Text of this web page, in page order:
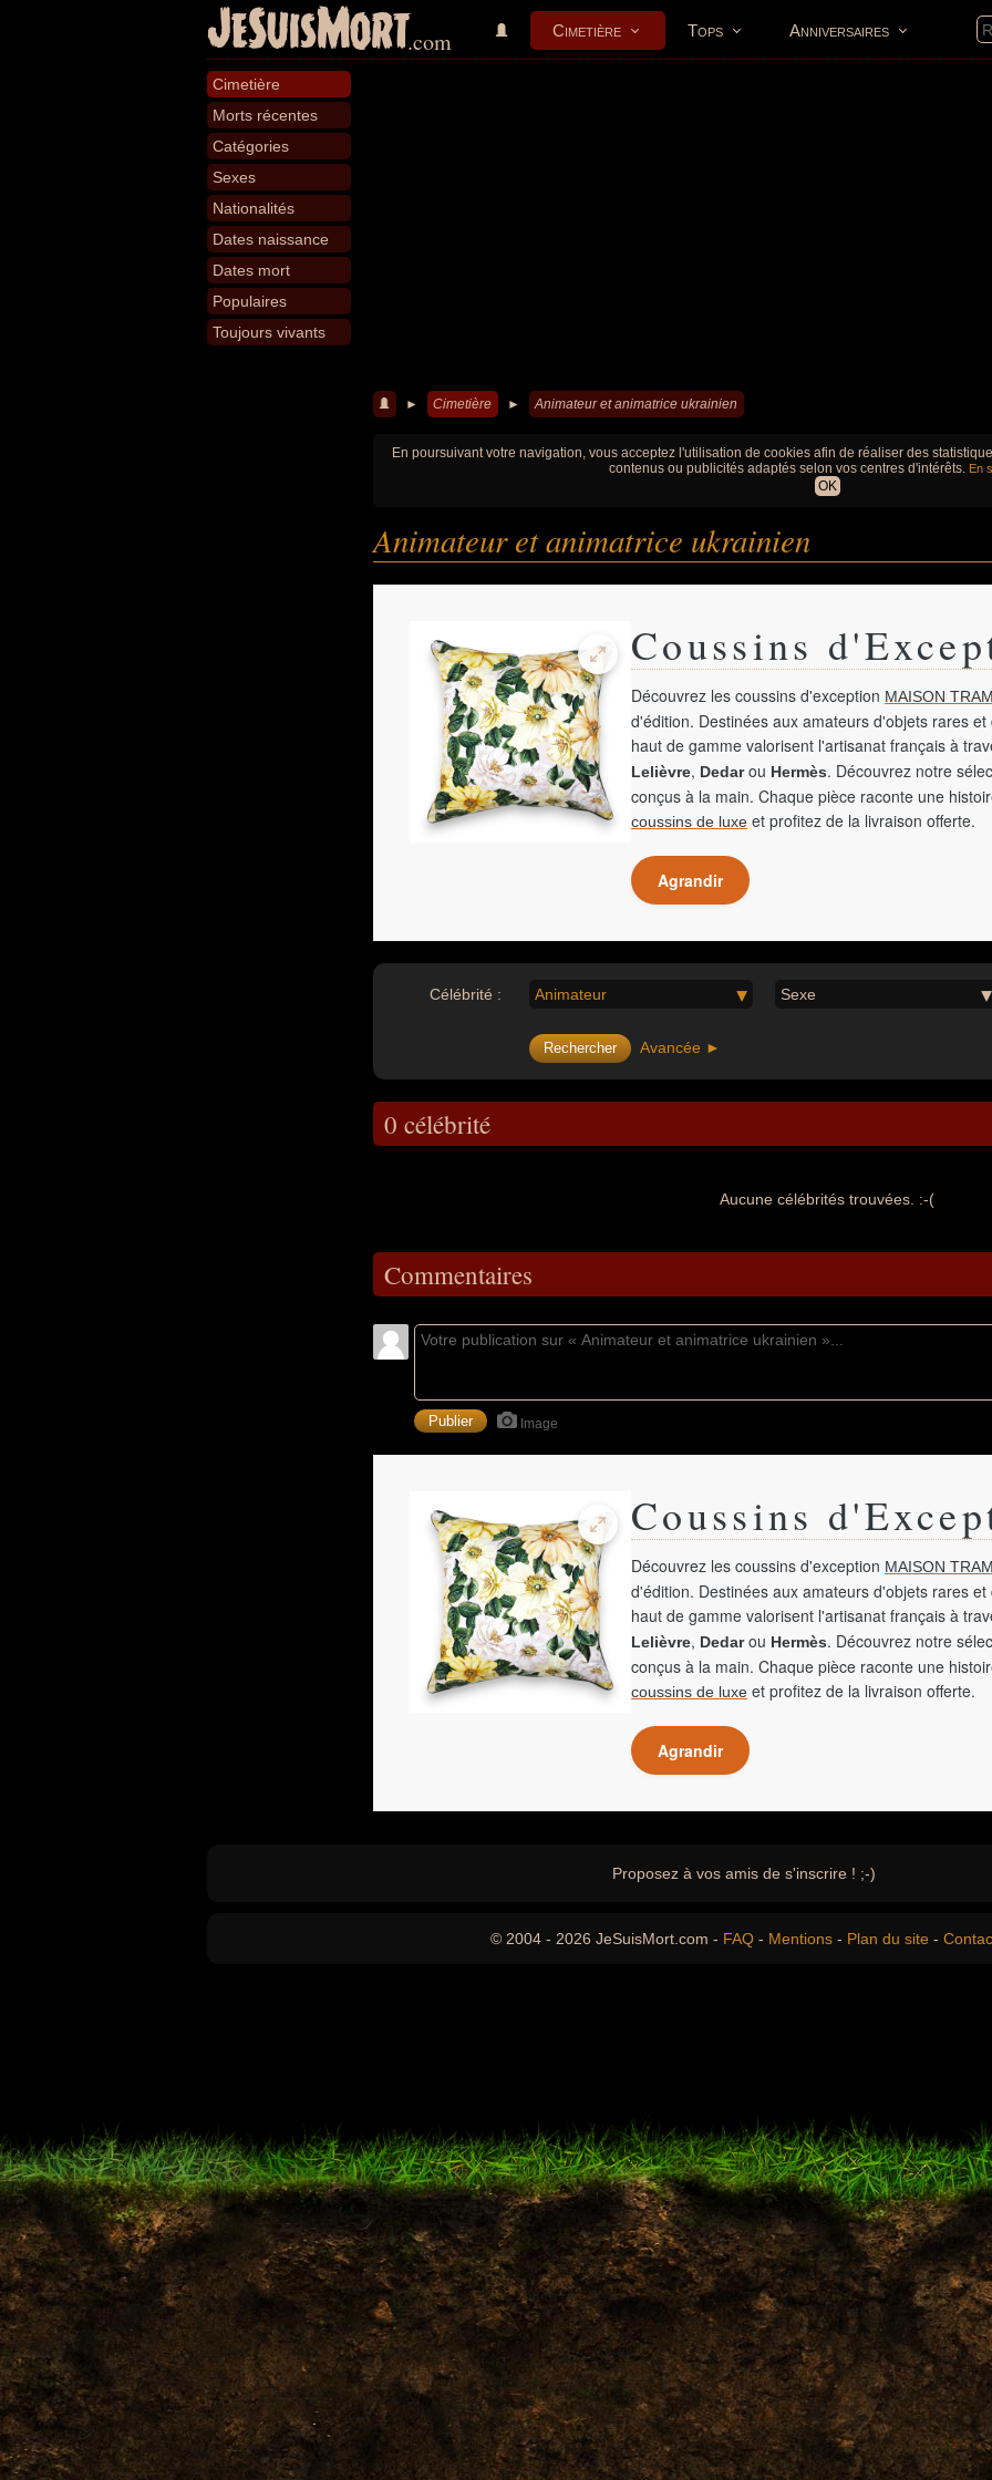
JeSuisMort.com Cimetière Tops Anniversaires
Cimetière
Morts récentes
Catégories
Sexes
Nationalités
Dates naissance
Dates mort
Populaires
Toujours vivants
► Cimetière ► Animateur et animatrice ukrainien
En poursuivant votre navigation, vous acceptez l'utilisation de cookies afin de réaliser des
contenus ou publicités adaptés selon vos centres d'intérêts. En
OK
Animateur et animatrice ukrainien
Coussins
Découvrez les coussins d'exception MAISON
d'édition. Destinées aux amateurs d'objets rares
haut de gamme valorisent l'artisanat français à
Lelièvre, Dedarou Hermès. Découvrez notre
conçus à la main. Chaque pièce raconte une
coussins de luxe et profitez de la livraison offerte.
Agrandir
Célébrité : Animateur Sexe
Avancée ►
0 célébrité
Aucune célébrités trouvées. :-(
Commentaires
Image
Coussins
Découvrez les coussins d'exception MAISON
d'édition. Destinées aux amateurs d'objets rares
haut de gamme valorisent l'artisanat français à
Lelièvre, Dedarou Hermès. Découvrez notre
conçus à la main. Chaque pièce raconte une
coussins de luxe et profitez de la livraison offerte.
Agrandir
Proposez à vos amis de s'inscrire ! ;-)
© 2004 - 2026 JeSuisMort.com - FAQ - Mentions - Plan du site -